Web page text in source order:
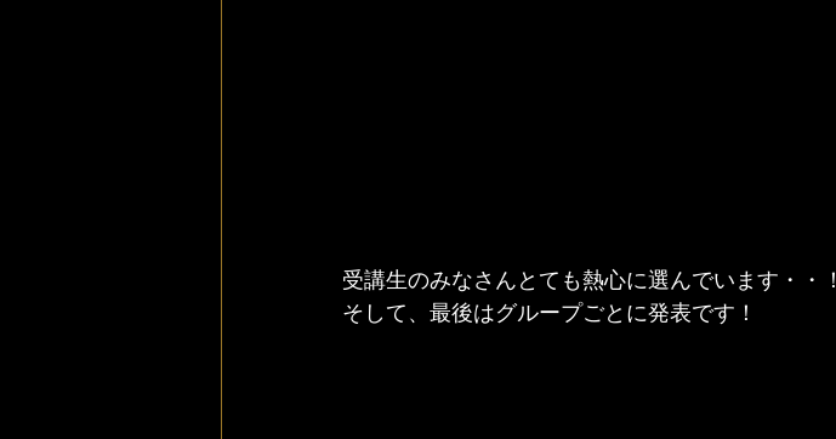
受講生のみなさんとても熱心に選んでいます・・！
そして、最後はグループごとに発表です！